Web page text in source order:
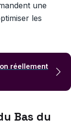
une
les
réellement
Bas du